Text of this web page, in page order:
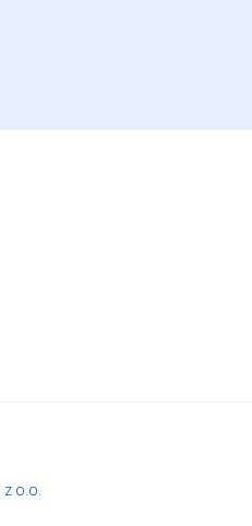
o.o.